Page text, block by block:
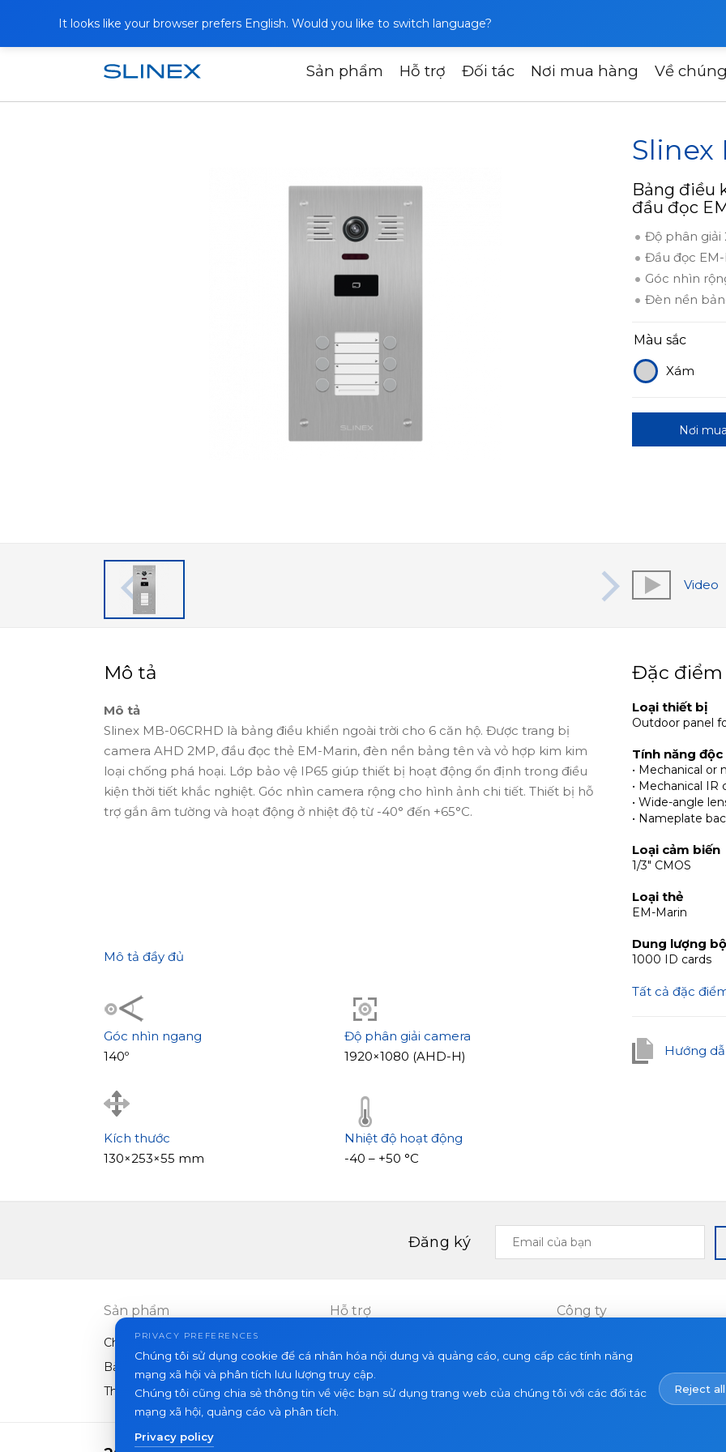
It looks like your browser prefers English. Would you like to switch language?
Sản phẩm Hỗ trợ Đối tác Nơi mua hàng Về
Trang chủ Sản phẩm Panel ngoài trời Slinex MB-06CRHD
Slinex
Bảng điều
đầu đọc
Độ phân giải
Đầu đọc
Góc nhìn
Đèn nền
Màu sắc
Xám
Nơi mua
Video
Mô tả
Mô tả
Slinex MB-06CRHD là bảng điều khiển ngoài trời cho 6 căn hộ. Được trang bị
camera AHD 2MP, đầu đọc thẻ EM-Marin, đèn nền bảng tên và vỏ hợp kim kim
loại chống phá hoại. Lớp bảo vệ IP65 giúp thiết bị hoạt động ổn định trong điều
kiện thời tiết khắc nghiệt. Góc nhìn camera rộng cho hình ảnh chi tiết. Thiết bị hỗ
trợ gắn âm tường và hoạt động ở nhiệt độ từ -40° đến +65°C.
Mô tả đầy đủ
Góc nhìn ngang
140º
Độ phân giải camera
1920×1080 (AHD-H)
Kích thước
130×253×55 mm
Nhiệt độ hoạt động
-40 – +50 °С
Đặc điểm
Loại thiết bị
Outdoor panel
Tính năng độc
• Mechanical or
• Mechanical IR
• Wide-angle
• Nameplate
Loại cảm biến
1/3" CMOS
Loại thẻ
EM-Marin
Dung lượng
1000 ID cards
Tất cả đặc
Hướng
Đăng ký
Email
của
Sản phẩm
Chuông cửa video
Bảng điều khiển ngoài trời
Thiết bị khác
Hỗ trợ Công ty
Về chúng tôi
Tin tức
PRIVACY PREFERENCES
Chúng tôi sử dụng cookie để cá nhân hóa nội dung và quảng cáo, cung cấp các tính năng
mạng xã hội và phân tích lưu lượng truy cập.
Chúng tôi cũng chia sẻ thông tin về việc bạn sử dụng trang web của chúng tôi với các đối tác
mạng xã hội, quảng cáo và phân tích.
Privacy policy
Reject all